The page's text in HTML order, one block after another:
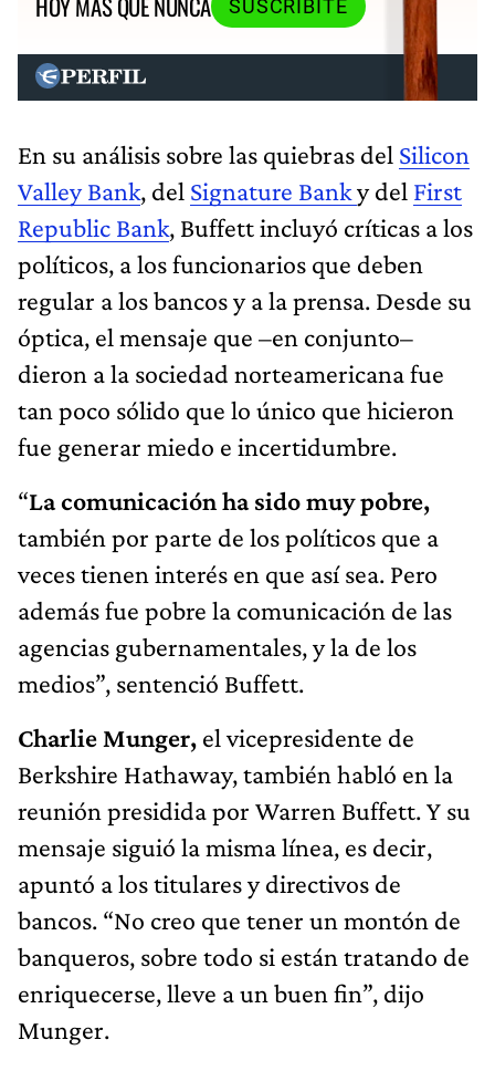
SUSCRIBITE
En su análisis sobre las quiebras del Silicon
Valley Bank, del Signature Banky del First
Republic Bank, Buffett incluyó críticas a los
políticos, a los funcionarios que deben
regular a los bancos y a la prensa. Desde su
óptica, el mensaje que –en conjunto–
dieron a la sociedad norteamericana fue
tan poco sólido que lo único que hicieron
fue generar miedo e incertidumbre.
“La comunicación ha sido muy pobre,
también por parte de los políticos que a
veces tienen interés en que así sea. Pero
además fue pobre la comunicación de las
agencias gubernamentales, y la de los
medios”, sentenció Buffett.
Charlie Munger, el vicepresidente de
Berkshire Hathaway, también habló en la
reunión presidida por Warren Buffett. Y su
mensaje siguió la misma línea, es decir,
apuntó a los titulares y directivos de
bancos. “No creo que tener un montón de
banqueros, sobre todo si están tratando de
enriquecerse, lleve a un buen fin”, dijo
Munger.